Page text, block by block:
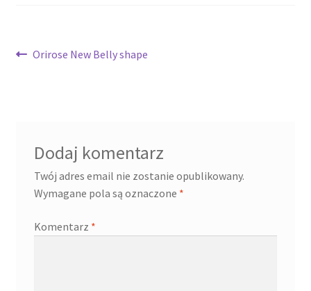
Nawigacja
Poprzedni
Orirose New Belly shape
Dodaj komentarz
Twój adres email nie zostanie opublikowany.
Wymagane pola są oznaczone *
Komentarz *